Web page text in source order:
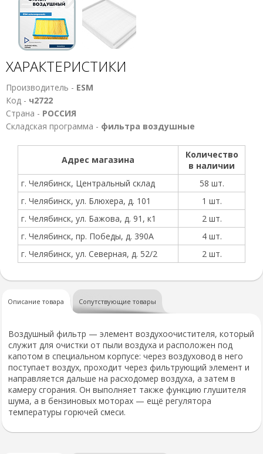
ХАРАКТЕРИСТИКИ
Производитель - ESM
Код - ч2722
Страна - РОССИЯ
Складская программа - фильтра воздушные
Адрес магазина
Количество
в наличии
г. Челябинск, Центральный склад
58 шт.
г. Челябинск, ул. Блюхера, д. 101
1 шт.
г. Челябинск, ул. Бажова, д. 91, к1
2 шт.
г. Челябинск, пр. Победы, д. 390А
4 шт.
г. Челябинск, ул. Северная, д. 52/2
2 шт.
Описание товара Сопутствующие товары
Воздушный фильтр — элемент воздухоочистителя, который
служит для очистки от пыли воздуха и расположен под
капотом в специальном корпусе: через воздуховод в него
поступает воздух, проходит через фильтрующий элемент и
направляется дальше на расходомер воздуха, а затем в
камеру сгорания. Он выполняет также функцию глушителя
шума, а в бензиновых моторах — ещё регулятора
температуры горючей смеси.